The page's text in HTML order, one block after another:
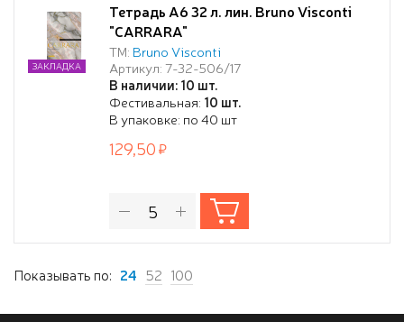
Тетрадь А6 32 л. лин. Bruno Visconti
"CARRARA"
ТМ: Bruno Visconti
Артикул: 7-32-506/17
В наличии: 10 шт.
Фестивальная: 10 шт.
В упаковке: по 40 шт
ЗАКЛАДКА
129,50
Показывать по: 24 52 100